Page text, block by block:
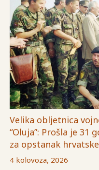
Velika obljetnica
“Oluja”: Prošla je 31
za opstanak
4 kolovoza, 2026